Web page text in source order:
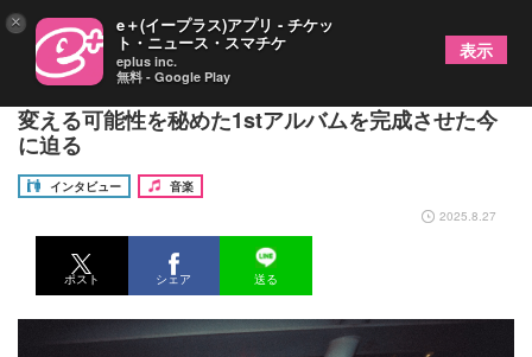
ラウドシーン注目の若手HIKAGE、シーンの潮流を
変える可能性を秘めた1stアルバムを完成させた今
に迫る
インタビュー
音楽
2025.8.27
ポスト シェア 送る
× e＋(イープラス)アプリ - チケッ
ト・ニュース・スマチケ
eplus inc.
無料 - Google Play
表示